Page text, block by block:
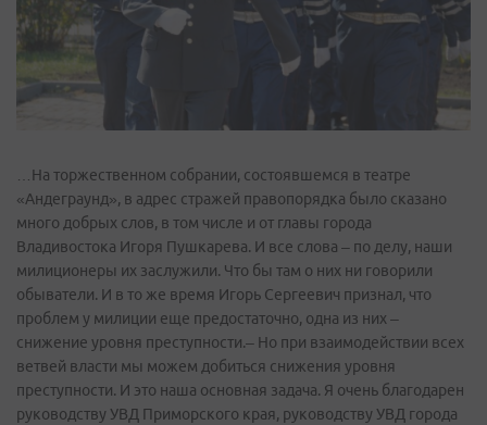
…На торжественном собрании, состоявшемся в театре
«Андеграунд», в адрес стражей правопорядка было сказано
много добрых слов, в том числе и от главы города
Владивостока Игоря Пушкарева. И все слова – по делу, наши
милиционеры их заслужили. Что бы там о них ни говорили
обыватели. И в то же время Игорь Сергеевич признал, что
проблем у милиции еще предостаточно, одна из них –
снижение уровня преступности.– Но при взаимодействии всех
ветвей власти мы можем добиться снижения уровня
преступности. И это наша основная задача. Я очень благодарен
руководству УВД Приморского края, руководству УВД города